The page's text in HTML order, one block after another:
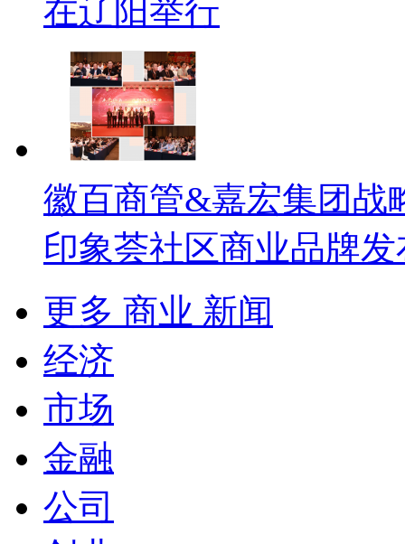
在辽阳举行
徽百商管&嘉宏集团战
印象荟社区商业品牌
更多 商业 新闻
经济
市场
金融
公司